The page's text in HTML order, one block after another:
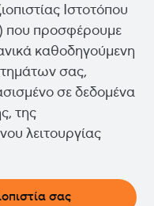
Ιστοτόπου
που προσφέρουμε
καθοδηγούμενη
σας,
σε δεδομένα
της
λειτουργίας
σας